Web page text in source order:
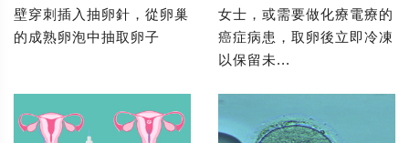
壁穿刺插入抽卵針，從卵巢
的成熟卵泡中抽取卵子
女士，或需要做化療電療的
癌症病患，取卵後立即冷凍
以保留未...